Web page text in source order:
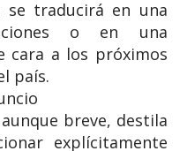
se traducirá en una
o en una
cara a los próximos
país.
breve, destila
explícitamente